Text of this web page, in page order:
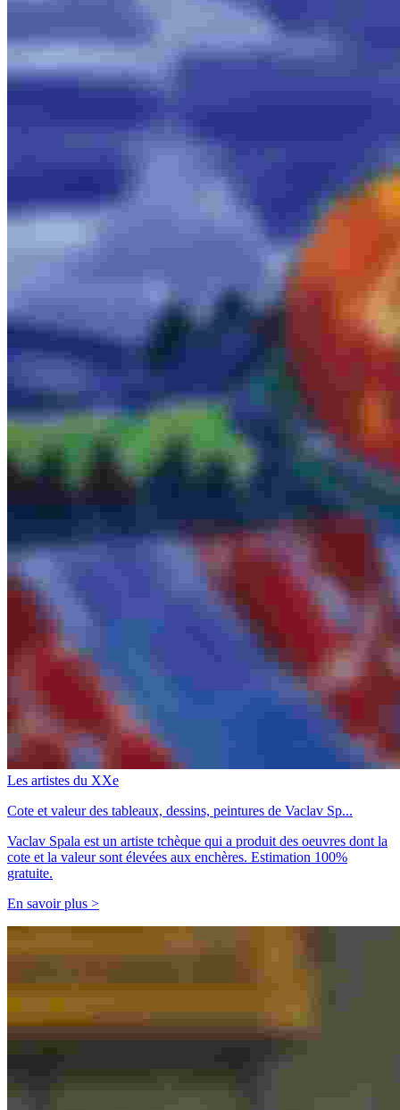
Les artistes du XXe
Cote et valeur des tableaux, dessins, peintures de Vaclav Sp...
Vaclav Spala est un artiste tchèque qui a produit des oeuvres dont la
cote et la valeur sont élevées aux enchères. Estimation 100%
gratuite.
En savoir plus >